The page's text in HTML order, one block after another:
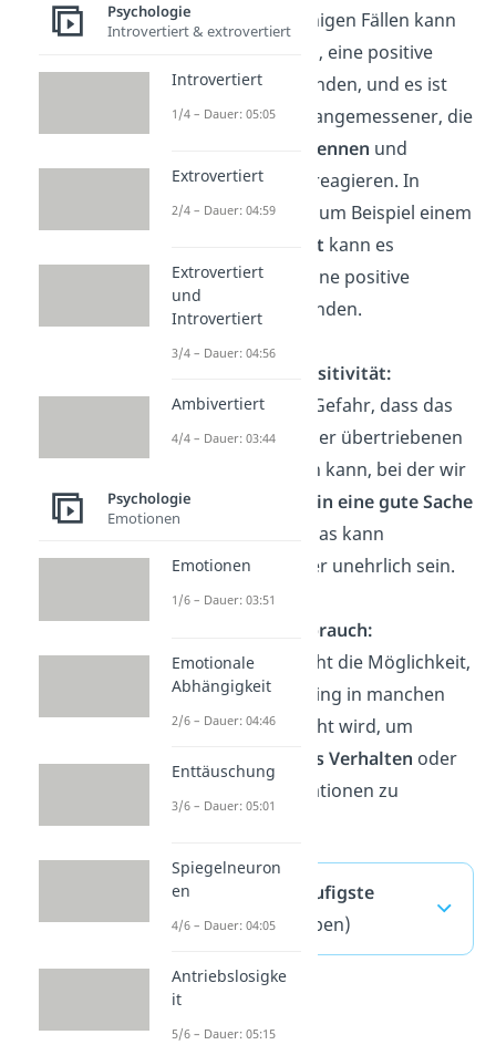
Reframing. In einigen Fällen kann
es schwierig sein, eine positive
Perspektive zu finden, und es ist
möglicherweise angemessener, die
Realität anzuerkennen und
angemessen zu reagieren. In
Situationen wie zum Beispiel einem
schweren Verlust kann es
schwierig sein, eine positive
Perspektive zu finden.
Übertriebene Positivität:
Es gibt auch die Gefahr, dass das
Reframing zu einer übertriebenen
Positivität führen kann, bei der wir
versuchen,
alles in eine gute Sache
. Das kann
unrealistisch oder unehrlich sein.
Möglicher Missbrauch:
Schließlich besteht die Möglichkeit,
dass das Reframing in manchen
Fällen missbraucht wird, um
unangemessenes Verhalten oder
ungerechte Situationen zu
Reframing — häufigste
Fragen(ausklappen)
Framing
Psychologie
Introvertiert & extrovertiert
Introvertiert
1/4 – Dauer: 05:05
Extrovertiert
2/4 – Dauer: 04:59
Extrovertiert
und
Introvertiert
3/4 – Dauer: 04:56
Ambivertiert
4/4 – Dauer: 03:44
Psychologie
Emotionen
Emotionen
1/6 – Dauer: 03:51
Emotionale
Abhängigkeit
2/6 – Dauer: 04:46
Enttäuschung
3/6 – Dauer: 05:01
Spiegelneuron
en
4/6 – Dauer: 04:05
Antriebslosigke
it
5/6 – Dauer: 05:15